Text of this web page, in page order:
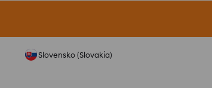
Slovensko (Slovakia)